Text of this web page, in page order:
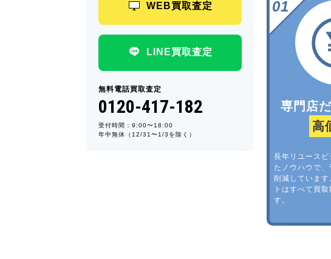
専門店
高
長年リユース
たノウハウで、
削減しています
トはすべて買
す。
WEB買取査定
LINE買取査定
無料電話買取査定
0120-417-182
受付時間：9:00〜18:00
年中無休（12/31〜1/3を除く）